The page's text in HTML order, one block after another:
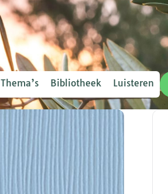
Thema’s Bibliotheek Luisteren